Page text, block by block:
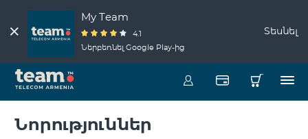
My Team
4.1
Ներբեռնել Google Play-ից
Տեսնել
Նորություններ